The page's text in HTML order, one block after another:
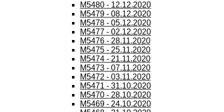
M5480 - 12.12.2020
M5479 - 08.12.2020
M5478 - 05.12.2020
M5477 - 02.12.2020
M5476 - 28.11.2020
M5475 - 25.11.2020
M5474 - 21.11.2020
M5473 - 07.11.2020
M5472 - 03.11.2020
M5471 - 31.10.2020
M5470 - 28.10.2020
M5469 - 24.10.2020